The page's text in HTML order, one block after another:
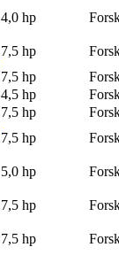
4,0 hp
7,5 hp
7,5 hp
4,5 hp
7,5 hp
7,5 hp
5,0 hp
7,5 hp
7,5 hp